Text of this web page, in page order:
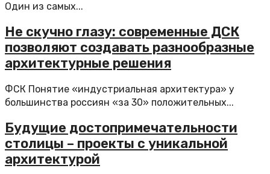
Один из самых...
Не скучно глазу: современные ДСК
позволяют создавать разнообразные
архитектурные решения
ФСК Понятие «индустриальная архитектура» у
большинства россиян «за 30» положительных...
Будущие достопримечательности
столицы – проекты с уникальной
архитектурой